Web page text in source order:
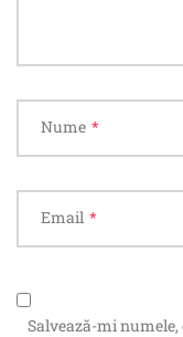
Nume *
Email *
Salvează-mi